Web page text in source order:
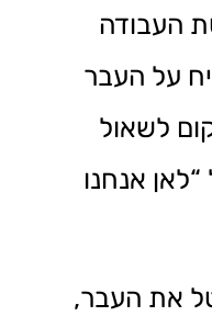
העבודה
על העבר
לשאול
אנחנו
את העבר,